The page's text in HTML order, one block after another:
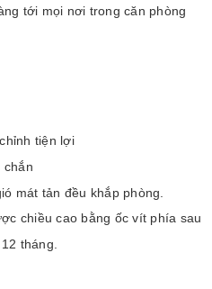
tới mọi nơi trong căn phòng
tiện lợi
chắn
mát tản đều khắp phòng.
chiều cao bằng ốc vít phía sau
tháng.